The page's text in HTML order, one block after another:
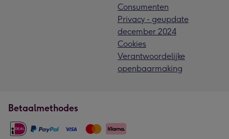
Consumenten
Privacy - geupdate
december 2024
Cookies
Verantwoordelijke
openbaarmaking
Betaalmethodes